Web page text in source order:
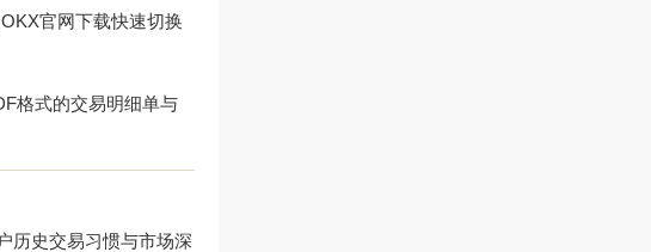
OKX官网下载快速切换
格式的交易明细单与
历史交易习惯与市场深